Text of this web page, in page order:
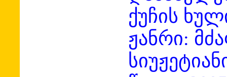
ქუჩის
ჟანრი: